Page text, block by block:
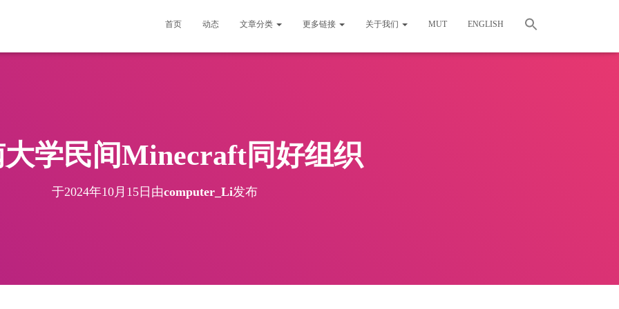
首页 动态 文章分类 更多链接 关于我们 MUT ENGLISH
学民间Minecraft同好组织
于2024年10月15日 由computer_Li发布